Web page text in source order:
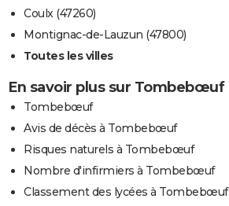
Coulx (47260)
Montignac-de-Lauzun (47800)
Toutes les villes
En savoir plus sur Tombebœuf
Tombebœuf
Avis de décès à Tombebœuf
Risques naturels à Tombebœuf
Nombre d'infirmiers à Tombebœuf
Classement des lycées à Tombebœuf